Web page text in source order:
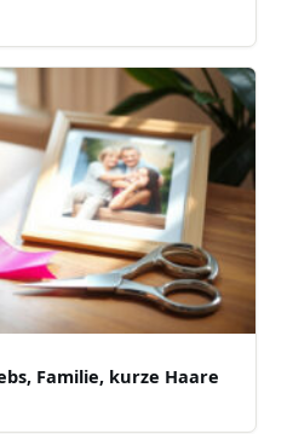
Familie, kurze Haare